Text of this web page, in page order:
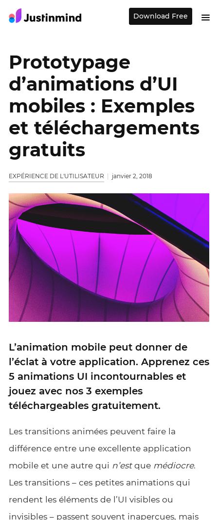
Download Free
Prototypage
d’animations d’UI
mobiles : Exemples
et téléchargements
gratuits
EXPÉRIENCE DE L'UTILISATEUR janvier 2, 2018
L’animation mobile peut donner de
l’éclat à votre application. Apprenez ces
5 animations UI incontournables et
jouez avec nos 3 exemples
téléchargeables gratuitement.
Les transitions animées peuvent faire la
différence entre une excellente application
mobile et une autre qui n’estque médiocre.
Les transitions – ces petites animations qui
rendent les éléments de l’UI visibles ou
invisibles – passent souvent inaperçues, mais